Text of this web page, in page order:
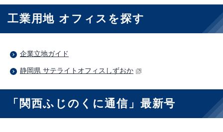
工業用地 オフィスを探す
企業立地ガイド
静岡県 サテライトオフィスしずおか
「関西ふじのくに通信」最新号